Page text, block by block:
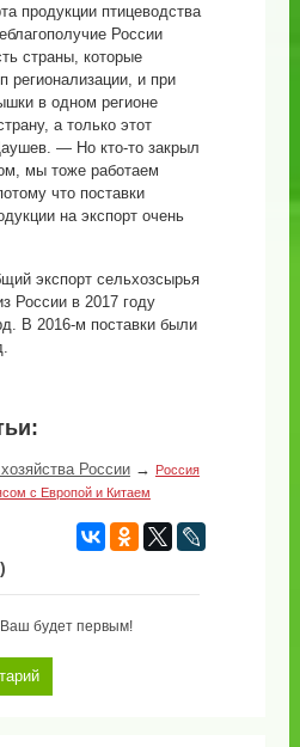
продукции птицеводства
России
страны, которые
регионализации, и при
в одном регионе
а только этот
— Но кто-то закрыл
мы тоже работаем
что поставки
на экспорт очень
экспорт сельхозсырья
России в 2017 году
В 2016-м поставки были
России→ Россия
с Европой и Китаем
)
будет первым!